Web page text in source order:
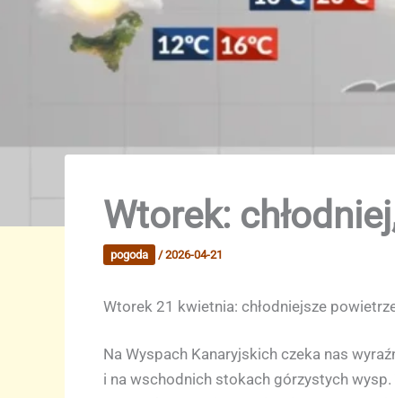
Wtorek:
pogoda /2026-04-21
Wtorek 21 kwietnia: chłodniejsze
Na Wyspach Kanaryjskich czeka nas
i na wschodnich stokach górzystych